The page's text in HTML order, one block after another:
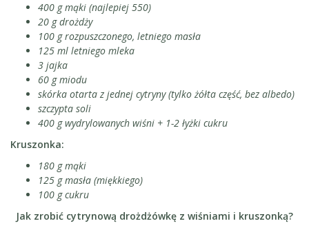
400 g mąki (najlepiej 550)
20 g drożdży
100 g rozpuszczonego, letniego masła
125 ml letniego mleka
3 jajka
60 g miodu
skórka otarta z jednej cytryny (tylko żółta część, bez albedo)
szczypta soli
400 g wydrylowanych wiśni + 1-2 łyżki cukru
Kruszonka:
180 g mąki
125 g masła (miękkiego)
100 g cukru
Jak zrobić cytrynową drożdżówkę z wiśniami i kruszonką?